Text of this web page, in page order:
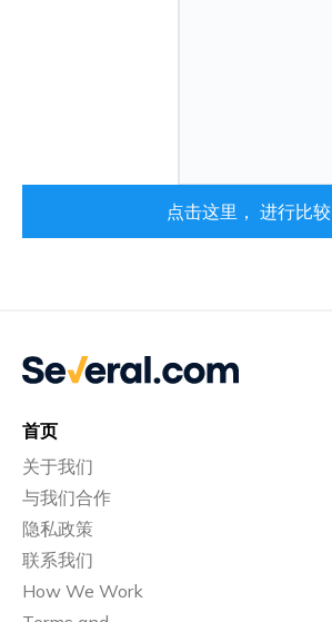
点击这里， 进行比较
首页
关于我们
与我们合作
隐私政策
联系我们
How We Work